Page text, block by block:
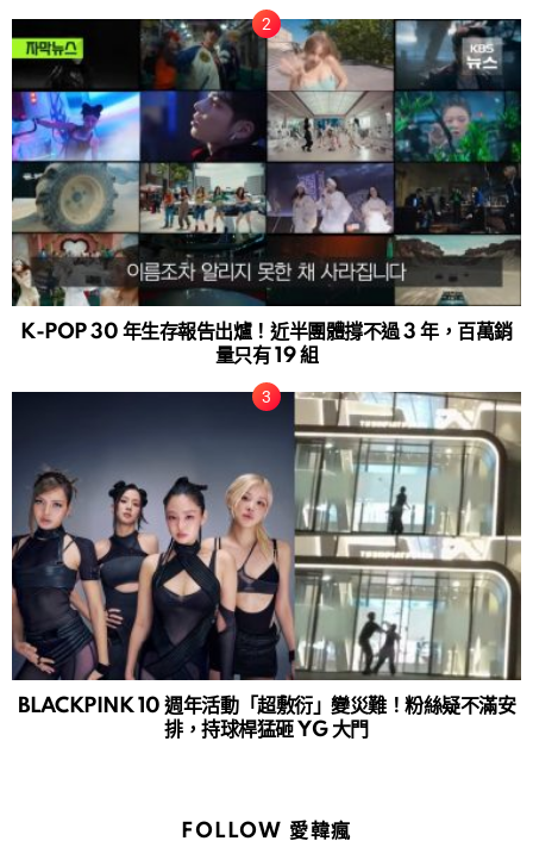
K-POP 30 年生存報告出爐！近半團體撐不過 3 年，百萬銷
量只有 19 組
BLACKPINK 10 週年活動「超敷衍」變災難！粉絲疑不滿安
排，持球桿猛砸 YG 大門
FOLLOW 愛韓瘋